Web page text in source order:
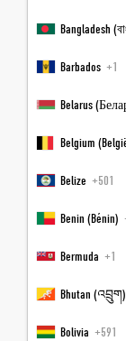
zweit im Urlaub
Verpflegung
Bangladesh
Barbados +1
Belarus
Belgium
Belize +501
Benin (Bénin)
Bermuda +1
Bhutan (འབྲུག)
Bolivia +591